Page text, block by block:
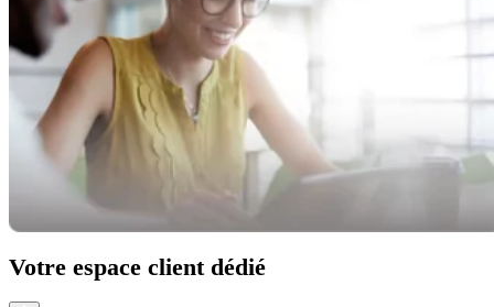
Votre espace client dédié